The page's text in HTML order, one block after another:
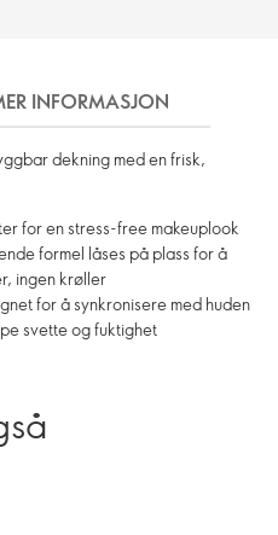
INFORMASJON
dekning med en frisk,
for en stress-free makeuplook
formel låses på plass for å
ingen krøller
for å synkronisere med huden
svette og fuktighet